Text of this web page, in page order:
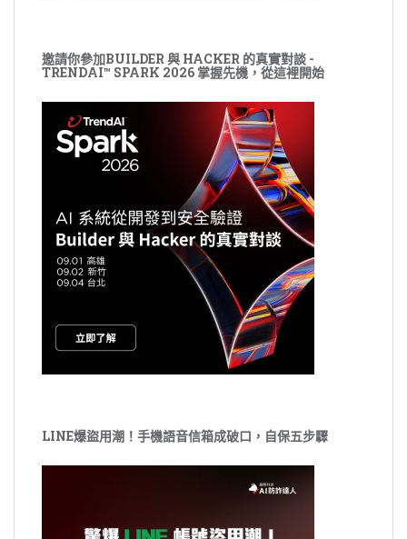
邀請你參加BUILDER 與 HACKER 的真實對談 -
TRENDAI™ SPARK 2026 掌握先機，從這裡開始
LINE爆盜用潮！手機語音信箱成破口，自保五步驟